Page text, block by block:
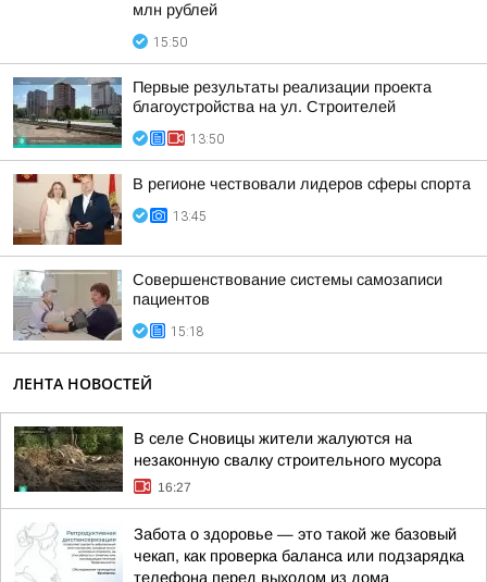
млн рублей
15:50
Первые результаты реализации проекта
благоустройства на ул. Строителей
13:50
В регионе чествовали лидеров сферы спорта
13:45
Совершенствование системы самозаписи
пациентов
15:18
ЛЕНТА НОВОСТЕЙ
В селе Сновицы жители жалуются на
незаконную свалку строительного мусора
16:27
Забота о здоровье — это такой же базовый
чекап, как проверка баланса или подзарядка
телефона перед выходом из дома